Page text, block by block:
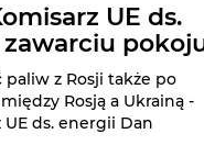
UE ds.
paliw z Rosji także po
Rosją a Ukrainą -
ds. energii Dan